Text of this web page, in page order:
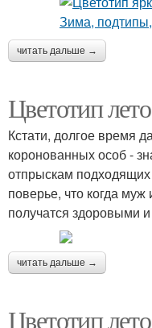
читать дальше →
Цветотип
Кстати, долгое время
коронованных особ -
отпрыскам
поверье, что когда
получатся здоровыми
читать дальше →
Цветотип